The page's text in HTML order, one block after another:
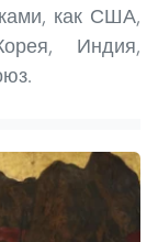
как США,
Индия,